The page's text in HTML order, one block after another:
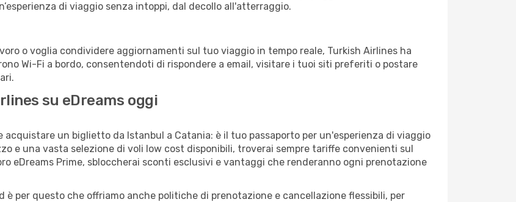
di viaggio senza intoppi, dal decollo all'atterraggio.
o voglia condividere aggiornamenti sul tuo viaggio in tempo reale, Turkish Airlines ha
Wi-Fi a bordo, consentendoti di rispondere a email, visitare i tuoi siti preferiti o postare
su eDreams oggi
un biglietto da Istanbul a Catania: è il tuo passaporto per un'esperienza di viaggio
e una vasta selezione di voli low cost disponibili, troverai sempre tariffe convenienti sul
eDreams Prime, sbloccherai sconti esclusivi e vantaggi che renderanno ogni prenotazione
è per questo che offriamo anche politiche di prenotazione e cancellazione flessibili, per